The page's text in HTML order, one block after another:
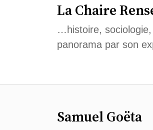
La Chaire
…histoire, sociologie,
panorama par son
Samuel Goëta